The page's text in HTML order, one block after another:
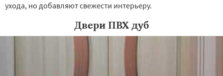
ухода, но добавляют свежести интерьеру.
Двери ПВХ дуб